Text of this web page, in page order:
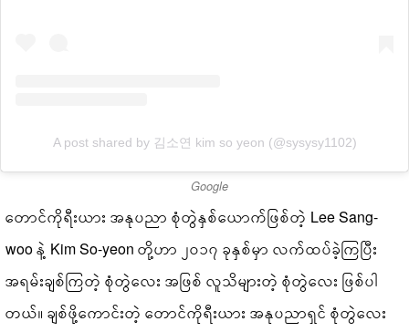
A post shared by 김소연 kim so yeon (@sysysy1102)
Google
တောင်ကိုရီးယား အနုပညာ စုံတွဲနှစ်ယောက်ဖြစ်တဲ့ Lee Sang-
woo နဲ့ Kim So-yeon တို့ဟာ ၂၀၁၇ ခုနှစ်မှာ လက်ထပ်ခဲ့ကြပြီး
အရမ်းချစ်ကြတဲ့ စုံတွဲလေး အဖြစ် လူသိများတဲ့ စုံတွဲလေး ဖြစ်ပါ
တယ်။ ချစ်ဖို့ကောင်းတဲ့ တောင်ကိုရီးယား အနုပညာရှင် စုံတွဲလေး